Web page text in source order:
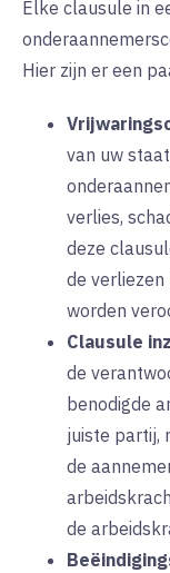
Elke clausule in
Hier zijn er een
van uw
verlies,
deze
de
worden
Clausule
de
benodigde
juiste partij,
de
de